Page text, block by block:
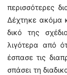
περισσότερες
Δέχτηκε ακόμα
δικό της
λιγότερα από
έσπασε τις
σπάσει τη